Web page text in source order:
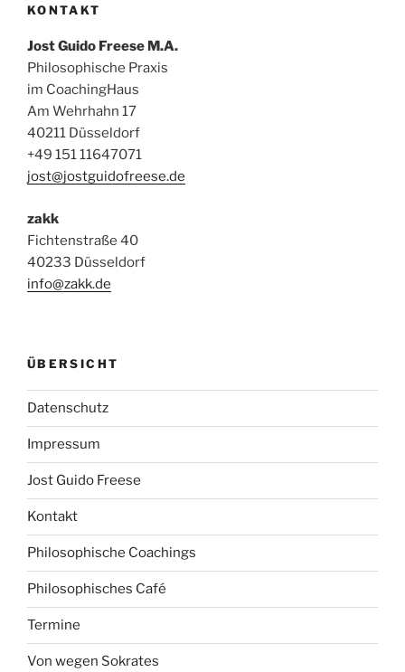
KONTAKT
Jost Guido Freese M.A.
Philosophische Praxis
im CoachingHaus
Am Wehrhahn 17
40211 Düsseldorf
+49 151 11647071
jost@jostguidofreese.de
zakk
Fichtenstraße 40
40233 Düsseldorf
info@zakk.de
ÜBERSICHT
Datenschutz
Impressum
Jost Guido Freese
Kontakt
Philosophische Coachings
Philosophisches Café
Termine
Von wegen Sokrates